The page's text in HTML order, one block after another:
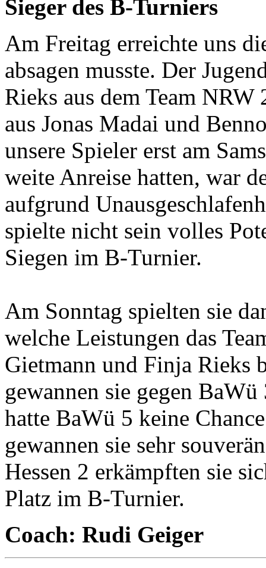
Sieger des B-Turniers
Am Freitag erreichte uns
absagen musste. Der
Rieks aus dem Team NRW
aus Jonas Madai und
unsere Spieler erst am
weite Anreise hatten, war
aufgrund
spielte nicht sein volles
Siegen im B-Turnier.
Am Sonntag spielten sie
welche Leistungen das
Gietmann und Finja Rieks
gewannen sie gegen
hatte BaWü 5 keine
gewannen sie sehr
Hessen 2 erkämpften sie
Platz im B-Turnier.
Coach: Rudi Geiger